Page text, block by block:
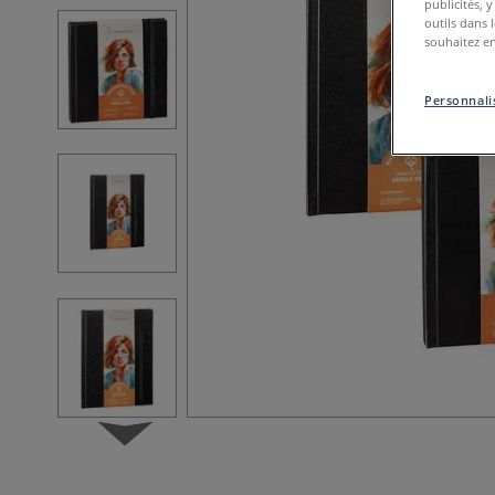
publicités, y
outils dans
souhaitez